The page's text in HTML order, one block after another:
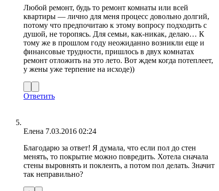
Любой ремонт, будь то ремонт комнаты или всей
квартиры — лично для меня процесс довольно долгий,
потому что предпочитаю к этому вопросу подходить с
душой, не торопясь. Для семьи, как-никак, делаю… К
тому же в прошлом году неожиданно возникли еще и
финансовые трудности, пришлось в двух комнатах
ремонт отложить на это лето. Вот ждем когда потеплеет,
у жены уже терпение на исходе))
Ответить
Елена 7.03.2016 02:24
Благодарю за ответ! Я думала, что если пол до стен
менять, то покрытие можно повредить. Хотела сначала
стены выровнять и поклеить, а потом пол делать. Значит
так неправильно?